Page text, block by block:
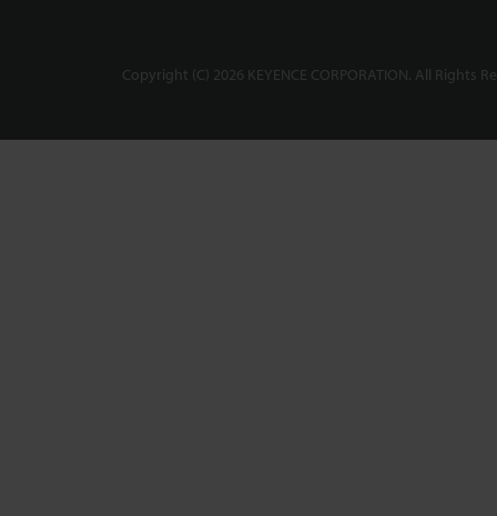
Copyright (C) 2026 KEYENCE CORPORATION. All Rights